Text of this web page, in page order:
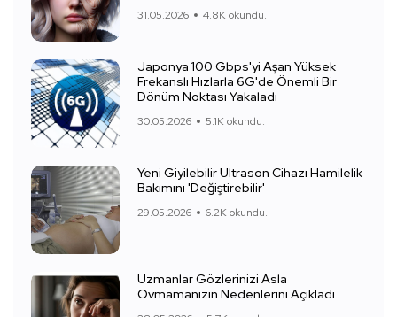
31.05.2026 4.8K okundu.
Japonya 100 Gbps'yi Aşan Yüksek
Frekanslı Hızlarla 6G'de Önemli Bir
Dönüm Noktası Yakaladı
30.05.2026 5.1K okundu.
Yeni Giyilebilir Ultrason Cihazı Hamilelik
Bakımını 'Değiştirebilir'
29.05.2026 6.2K okundu.
Uzmanlar Gözlerinizi Asla
Ovmamanızın Nedenlerini Açıkladı